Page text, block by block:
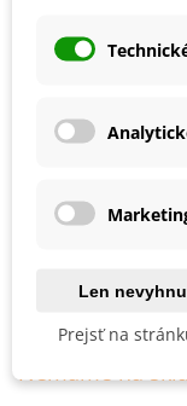
box -
ks -
Nemáme na
Len
Prejsť na